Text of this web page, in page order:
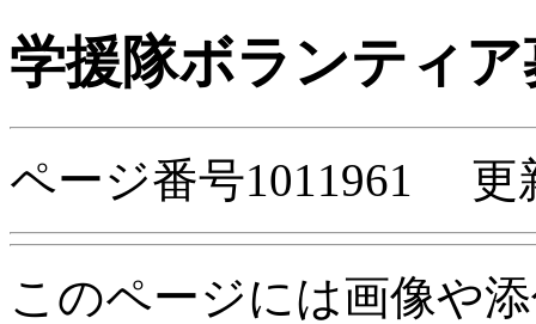
学援隊ボランティア
ページ番号1011961 更
このページには画像や